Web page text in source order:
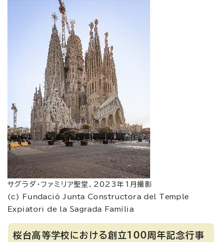
サグラダ・ファミリア聖堂、2023年1月撮影
(c) Fundació Junta Constructora del Temple
Expiatori de la Sagrada Família
桜台高等学校における創立100周年記念行事